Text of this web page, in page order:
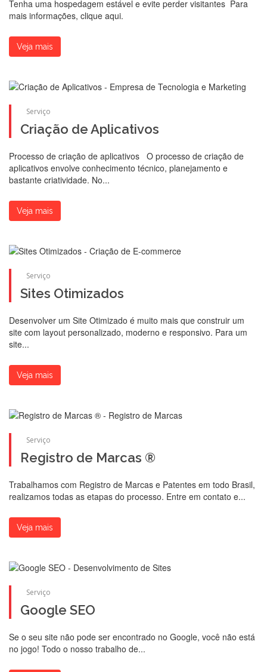
Tenha uma hospedagem estável e evite perder visitantes Para
mais informações, clique aqui.
Veja mais
Serviço
Criação de Aplicativos
Processo de criação de aplicativos O processo de criação de
aplicativos envolve conhecimento técnico, planejamento e
bastante criatividade. No...
Veja mais
Serviço
Sites Otimizados
Desenvolver um Site Otimizado é muito mais que construir um
site com layout personalizado, moderno e responsivo. Para um
site...
Veja mais
Serviço
Registro de Marcas ®
Trabalhamos com Registro de Marcas e Patentes em todo Brasil,
realizamos todas as etapas do processo. Entre em contato e...
Veja mais
Serviço
Google SEO
Se o seu site não pode ser encontrado no Google, você não está
no jogo! Todo o nosso trabalho de...